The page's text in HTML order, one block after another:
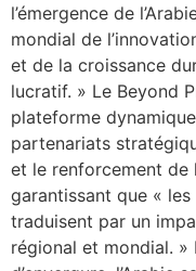
l’émergence de
mondial de
et de la croissance
lucratif. » Le Beyond
plateforme
partenariats
et le renforcement de
garantissant que «
traduisent par un
régional et mondial. »